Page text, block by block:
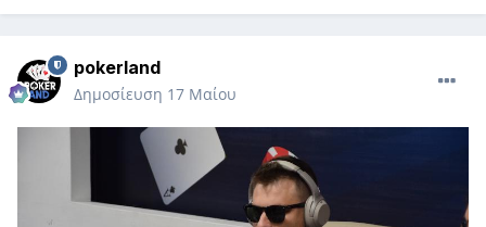
pokerland
Δημοσίευση 17 Μαίου